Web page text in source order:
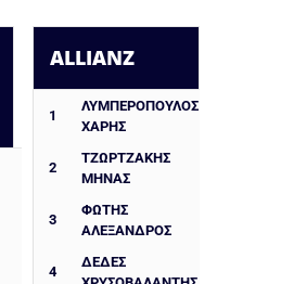
ALLIANZ
1
ΛΥΜΠΕΡΟΠΟΥΛΟΣ
ΧΑΡΗΣ
2
ΤΖΩΡΤΖΑΚΗΣ
ΜΗΝΑΣ
3
ΦΩΤΗΣ
ΑΛΕΞΑΝΔΡΟΣ
4
ΔΈΔΕΣ